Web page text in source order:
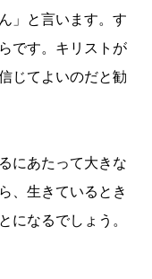
」と言います。す
です。キリストが
じてよいのだと勧
にあたって大きな
、生きているとき
になるでしょう。